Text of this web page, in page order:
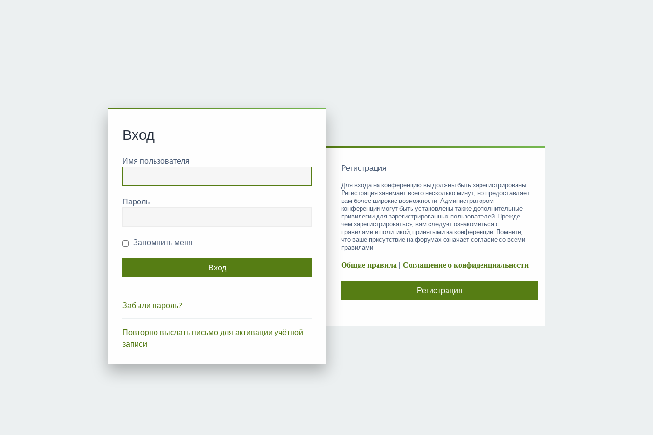
Вход
Имя пользователя
Пароль
Запомнить меня
Забыли пароль?
Повторно выслать письмо для активации учётной
записи
Регистрация
Для входа на конференцию вы должны быть зарегистрированы.
Регистрация занимает всего несколько минут, но предоставляет
вам более широкие возможности. Администратором
конференции могут быть установлены также дополнительные
привилегии для зарегистрированных пользователей. Прежде
чем зарегистрироваться, вам следует ознакомиться с
правилами и политикой, принятыми на конференции. Помните,
что ваше присутствие на форумах означает согласие со всеми
правилами.
Общие правила | Соглашение о конфиденциальности
Регистрация